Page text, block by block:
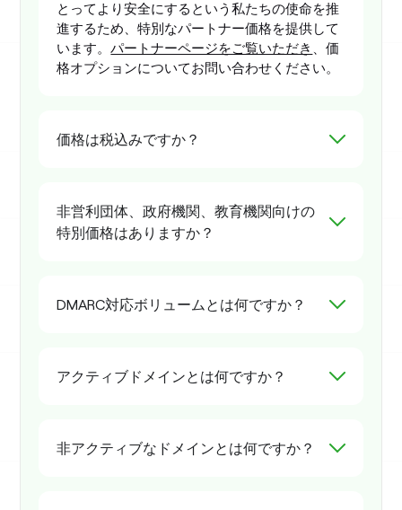
とってより安全にするという私たちの使命を推
進するため、特別なパートナー価格を提供して
います。パートナーページをご覧いただき 、価
格オプションについてお問い合わせください。
価格は税込みですか？
非営利団体、政府機関、教育機関向けの
特別価格はありますか？
DMARC対応ボリュームとは何ですか？
アクティブドメインとは何ですか？
非アクティブなドメインとは何ですか？